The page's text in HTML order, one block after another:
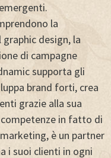
la
design, la
di campagne
supporta gli
brand forti, crea
grazie alla sua
in fatto di
è un partner
i suoi clienti in ogni